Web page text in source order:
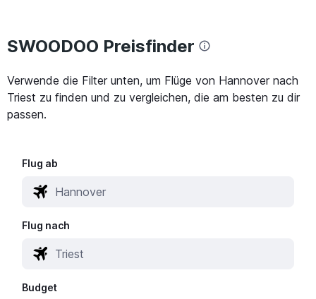
SWOODOO Preisfinder
Verwende die Filter unten, um Flüge von Hannover nach
Triest zu finden und zu vergleichen, die am besten zu dir
passen.
Flug ab
Flug nach
Budget